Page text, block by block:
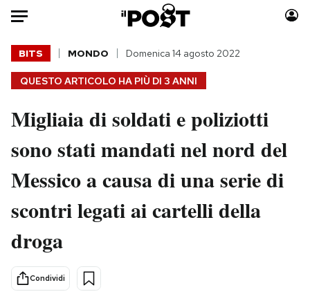
Auto
HOME
Italia
Politica
Tecnologia
Scienza
Economia
Sport
Moda
Consumismi
Storie/Idee
Media
QUESTO ARTICOLO HA PIÙ DI 3 ANNI
BITS MONDO Domenica 14 agosto 2022
Migliaia di soldati e poliziotti
sono stati mandati nel nord del
Messico a causa di una serie di
scontri legati ai cartelli della
droga
Condividi